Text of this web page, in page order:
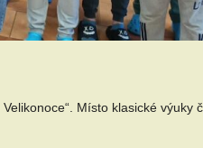
Místo klasické výuky